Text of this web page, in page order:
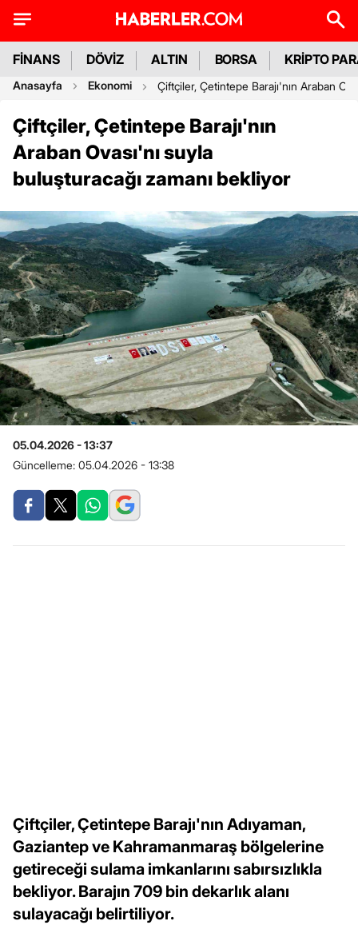
FİNANS DÖVİZ ALTIN BORSA KRİPTO
Anasayfa Ekonomi Çiftçiler, Çetintepe Barajı'nın Araban
Çiftçiler, Çetintepe Barajı'nın
Araban Ovası'nı suyla
buluşturacağı zamanı bekliyor
05.04.2026 - 13:37
Güncelleme: 05.04.2026 - 13:38
Çiftçiler, Çetintepe Barajı'nın Adıyaman,
Gaziantep ve Kahramanmaraş bölgelerine
getireceği sulama imkanlarını sabırsızlıkla
bekliyor. Barajın 709 bin dekarlık alanı
sulayacağı belirtiliyor.